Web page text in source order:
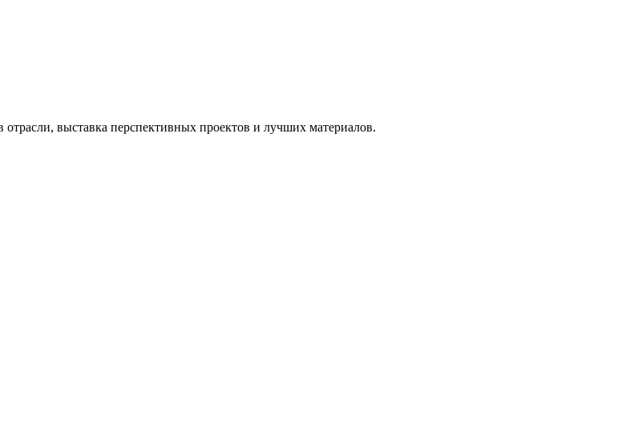
выставка перспективных проектов и лучших материалов.